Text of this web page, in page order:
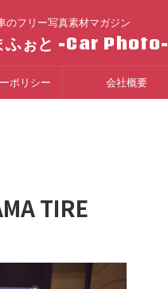
のフリー写真素材マガジン
ふぉと -Car Photo-
ポリシー 会社概要
TIRE